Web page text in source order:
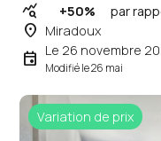
query_stats +50% par
place Miradoux
event Le 26 novembre
Modifié le 26 mai
Variation de prix